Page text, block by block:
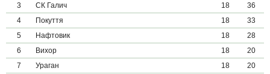
3
СК Галич 18
36
4
Покуття 18
33
5
Нафтовик 18
28
6
Вихор 18
20
7
Ураган 18
20